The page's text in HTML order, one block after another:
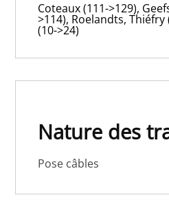
Coteaux (111->129),
>114), Roelandts, Thiéfry
(10->24)
Nature des
Pose câbles